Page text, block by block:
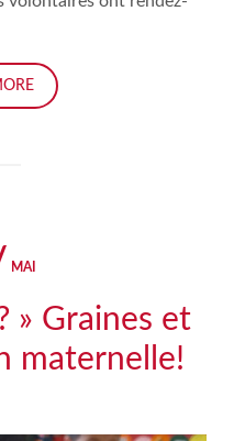
MAI
» Graines et
maternelle!